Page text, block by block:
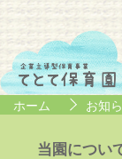
ホーム お知
当園につい